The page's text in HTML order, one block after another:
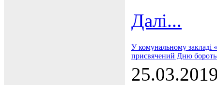
Далі...
У комунальному закладі
присвячений Дню